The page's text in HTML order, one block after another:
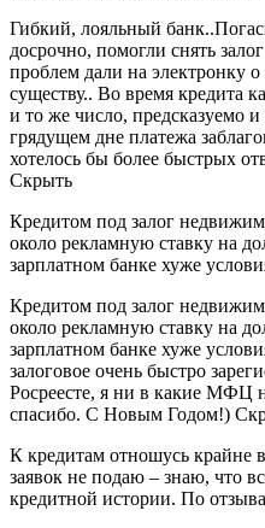
Гибкий, лояльный
досрочно, помогли снять
проблем дали на электронку
существу.. Во время кредита
и то же число, предсказуемо
грядущем дне платежа
хотелось бы более быстрых
Скрыть
Кредитом под залог
около рекламную ставку на
зарплатном банке хуже
Кредитом под залог
около рекламную ставку на
зарплатном банке хуже
залоговое очень быстро
Росреесте, я ни в какие МФЦ
спасибо. С Новым Годом!)
К кредитам отношусь крайне
заявок не подаю – знаю, что
кредитной истории. По